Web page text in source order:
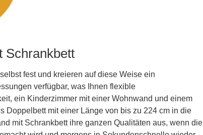
Schrankbett
fest und kreieren auf diese Weise ein
verfügbar, was Ihnen flexible
ein Kinderzimmer mit einer Wohnwand und einem
Doppelbett mit einer Länge von bis zu 224 cm in die
mit Schrankbett ihre ganzen Qualitäten aus, wenn die